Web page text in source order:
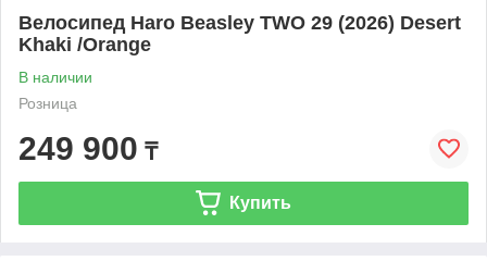
Велосипед Haro Beasley TWO 29 (2026) Desert
Khaki /Orange
В наличии
Розница
249 900 ₸
Купить